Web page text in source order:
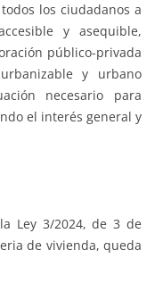
los ciudadanos a
y asequible,
público-privada
y urbano
necesario para
el interés general y
Ley 3/2024, de 3 de
de vivienda, queda